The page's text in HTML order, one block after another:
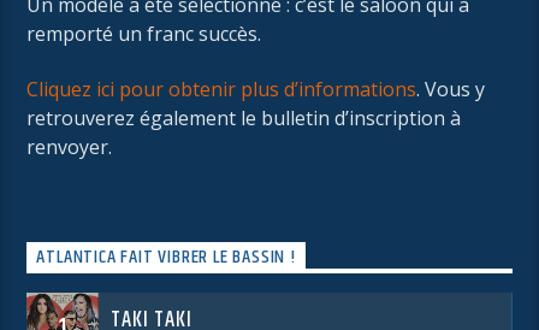
remporté un franc succès.
Cliquez ici pour obtenir plus d’informations. Vous y
retrouverez également le bulletin d’inscription à
renvoyer.
ATLANTICA FAIT VIBRER LE BASSIN !
TAKI TAKI